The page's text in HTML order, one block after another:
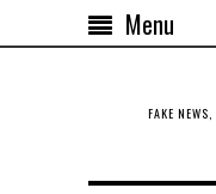
Menu
FAKE